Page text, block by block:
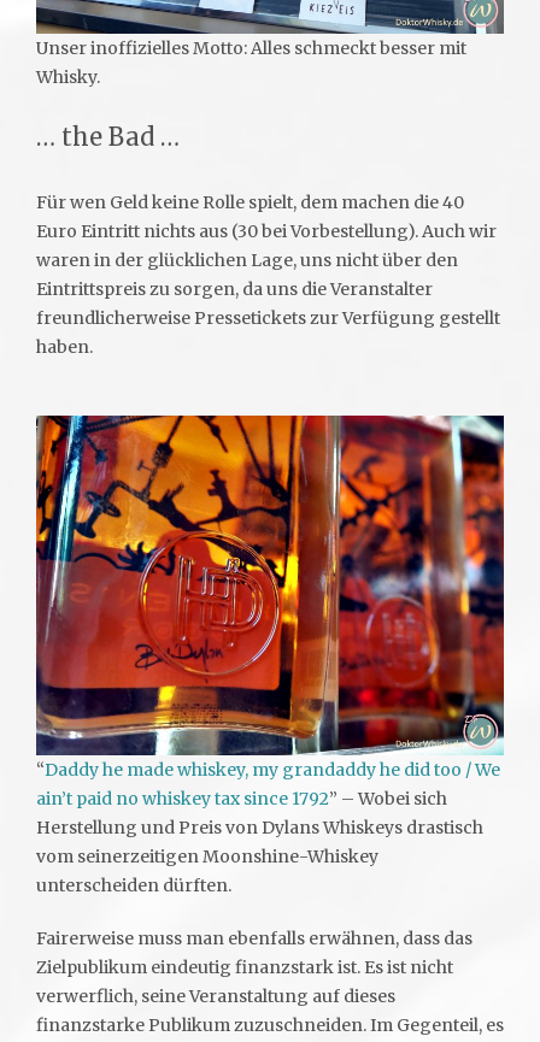
Unser inoffizielles Motto: Alles schmeckt besser mit
Whisky.
… the Bad …
Für wen Geld keine Rolle spielt, dem machen die 40
Euro Eintritt nichts aus (30 bei Vorbestellung). Auch wir
waren in der glücklichen Lage, uns nicht über den
Eintrittspreis zu sorgen, da uns die Veranstalter
freundlicherweise Pressetickets zur Verfügung gestellt
haben.
“Daddy he made whiskey, my grandaddy he did too / We
ain’t paid no whiskey tax since 1792” – Wobei sich
Herstellung und Preis von Dylans Whiskeys drastisch
vom seinerzeitigen Moonshine-Whiskey
unterscheiden dürften.
Fairerweise muss man ebenfalls erwähnen, dass das
Zielpublikum eindeutig finanzstark ist. Es ist nicht
verwerflich, seine Veranstaltung auf dieses
finanzstarke Publikum zuzuschneiden. Im Gegenteil, es